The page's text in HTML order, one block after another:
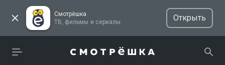
Смотрёшка
ТВ, фильмы и сериалы
Открыть